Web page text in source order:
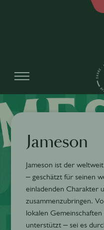
Jameson
Jameson ist der
– geschätzt für seinen
einladenden Charakter
zusammenzubringen.
lokalen
unterstützt – sei es